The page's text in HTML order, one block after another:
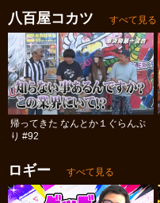
八百屋コカツ すべて見る
帰ってきた なんとか１ぐらんぷ
り #92
ロギー すべて見る